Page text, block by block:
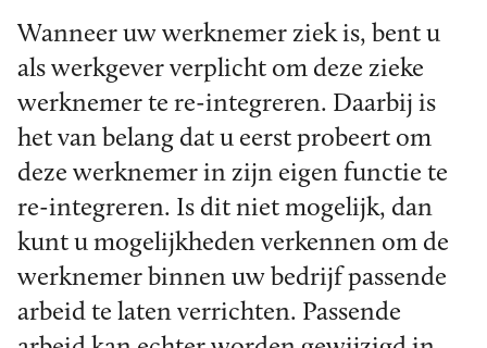
Wanneer uw werknemer ziek is, bent u
als werkgever verplicht om deze zieke
werknemer te re-integreren. Daarbij is
het van belang dat u eerst probeert om
deze werknemer in zijn eigen functie te
re-integreren. Is dit niet mogelijk, dan
kunt u mogelijkheden verkennen om de
werknemer binnen uw bedrijf passende
arbeid te laten verrichten. Passende